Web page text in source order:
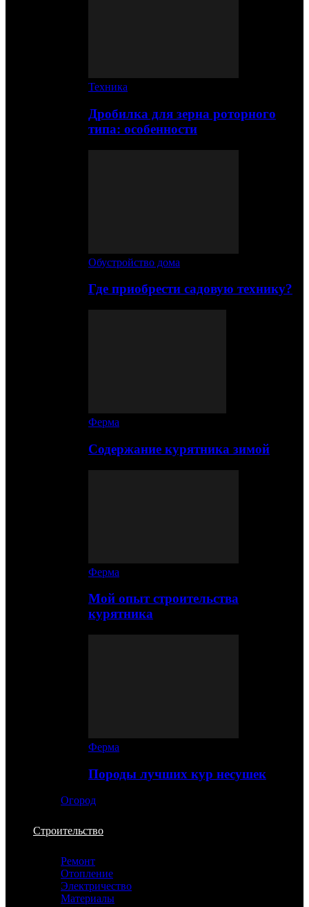
Техника
Дробилка для зерна роторного
типа: особенности
Обустройство дома
Где приобрести садовую технику?
Ферма
Содержание курятника зимой
Ферма
Мой опыт строительства
курятника
Ферма
Породы лучших кур несушек
Огород
Строительство
Ремонт
Отопление
Электричество
Материалы